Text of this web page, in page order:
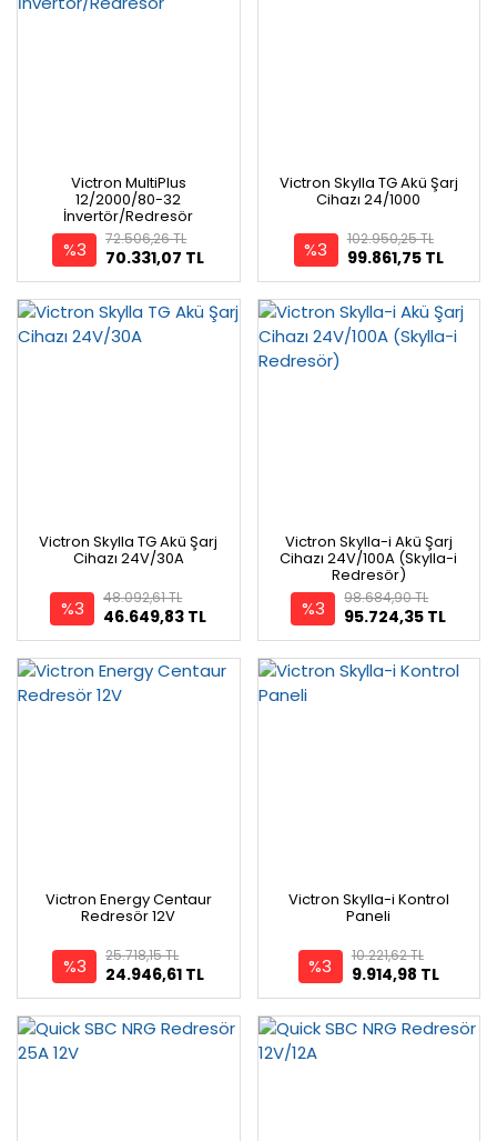
Victron MultiPlus
12/2000/80-32
İnvertör/Redresör
%3 70.331,07 TL
72.506,26 TL
Victron Skylla TG Akü Şarj
Cihazı 24/1000
%3 99.861,75 TL
102.950,25 TL
Victron Skylla TG Akü Şarj
Cihazı 24V/30A
%3 46.649,83 TL
48.092,61 TL
Victron Skylla-i Akü Şarj
Cihazı 24V/100A (Skylla-i
Redresör)
%3 95.724,35 TL
98.684,90 TL
Victron Energy Centaur
Redresör 12V
%3 24.946,61 TL
25.718,15 TL
Victron Skylla-i Kontrol
Paneli
%3 9.914,98 TL
10.221,62 TL